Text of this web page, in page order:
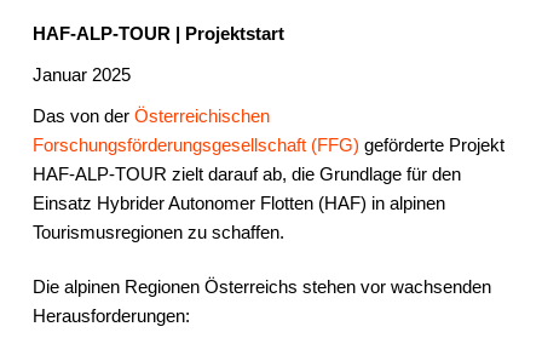
HAF-ALP-TOUR | Projektstart
Januar 2025
Das von der Österreichischen
Forschungsförderungsgesellschaft (FFG) geförderte Projekt
HAF-ALP-TOUR zielt darauf ab, die Grundlage für den
Einsatz Hybrider Autonomer Flotten (HAF) in alpinen
Tourismusregionen zu schaffen.
Die alpinen Regionen Österreichs stehen vor wachsenden
Herausforderungen: